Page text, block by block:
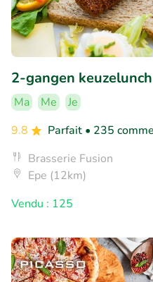
2-gangen
Ma Me
Je
9.8
Parfait • 235
Brasserie Fusion
Epe (12km)
Vendu : 125